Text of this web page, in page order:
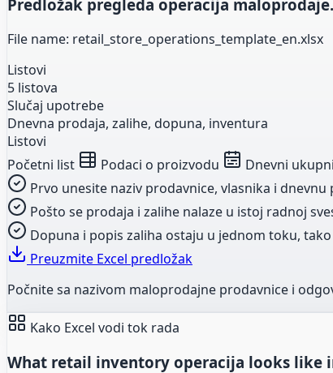
Predložak pregleda operacija
File name: retail_store_operations_template_en.xlsx
Listovi
5 listova
Slučaj upotrebe
Dnevna prodaja, zalihe, dopuna, inventura
Listovi
Početni list
Podaci o proizvodu Dnevni
Prvo unesite naziv prodavnice, vlasnika i
Pošto se prodaja i zalihe nalaze u istoj radnoj
Dopuna i popis zaliha ostaju u jednom toku,
Preuzmite Excel predložak
Počnite sa nazivom maloprodajne prodavnice i
Kako Excel vodi tok rada
What retail inventory operacija looks like